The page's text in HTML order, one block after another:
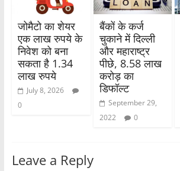
k
जोमैटो का शेयर
एक लाख रुपये के
निवेश को बना
सकता है 1.34
लाख रुपये
July 8, 2026
0
बैंकों के कर्ज
चुकाने में दिल्ली
और महाराष्ट्र
पीछे, 8.58 लाख
करोड़ का
डिफॉल्ट
September 29,
2022
0
Leave a Reply